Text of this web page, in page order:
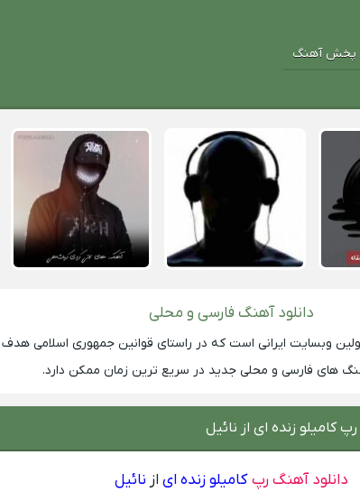
پخش آهنگ
دانلود آهنگ فارسی و محلی
وبسایت ایرانی است که در راستای قوانین جمهوری اسلامی هدف
های فارسی و محلی جدید در سریع ترین زمان ممکن دارد.
کامیلو زنده ای از نائیل
دانلود آهنگ رپ کامیلو زنده ایاز نائیل